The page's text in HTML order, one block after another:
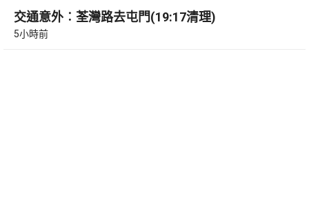
交通意外︰荃灣路去屯門(19:17清理)
5小時前